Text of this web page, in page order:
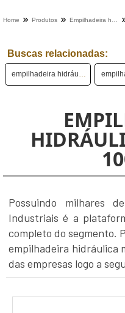
Home Produtos
Buscas relacionadas:
empilhadeira hidráulica elétrica usada
Possuindo milhares
Industriais é a
completo do segmento.
empilhadeira hidráulica
das empresas logo a